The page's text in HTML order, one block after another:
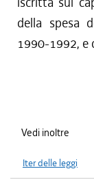
della spesa
1990-1992, e
Vedi inoltre
Iter delle leggi